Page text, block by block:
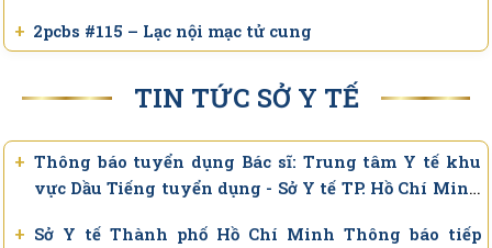
ngày 10/6/2026)
+ 2pcbs #115 – Lạc nội mạc tử cung
2pcbs #114 – Viêm mũi xoang và các biến chứng
2pcbs #112 – Ung thư đại trực tràng chữa được
không?
TIN TỨC SỞ Y TẾ
+ Thông báo tuyển dụng Bác sĩ: Trung tâm Y tế khu
vực Dầu Tiếng tuyển dụng - Sở Y tế TP. Hồ Chí Minh
+ Sở Y tế Thành phố Hồ Chí Minh Thông báo tiếp